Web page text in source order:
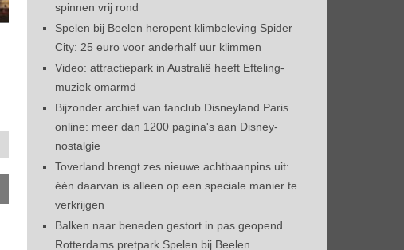
spinnen vrij rond
Spelen bij Beelen heropent klimbeleving Spider
City: 25 euro voor anderhalf uur klimmen
Video: attractiepark in Australië heeft Efteling-
muziek omarmd
Bijzonder archief van fanclub Disneyland Paris
online: meer dan 1200 pagina's aan Disney-
nostalgie
Toverland brengt zes nieuwe achtbaanpins uit:
één daarvan is alleen op een speciale manier te
verkrijgen
Balken naar beneden gestort in pas geopend
Rotterdams pretpark Spelen bij Beelen